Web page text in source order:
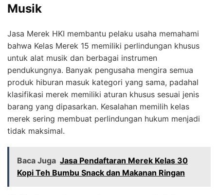
Musik
Jasa Merek HKI membantu pelaku usaha memahami
bahwa Kelas Merek 15 memiliki perlindungan khusus
untuk alat musik dan berbagai instrumen
pendukungnya. Banyak pengusaha mengira semua
produk hiburan masuk kategori yang sama, padahal
klasifikasi merek memiliki aturan khusus sesuai jenis
barang yang dipasarkan. Kesalahan memilih kelas
merek sering membuat perlindungan hukum menjadi
tidak maksimal.
Baca Juga Jasa Pendaftaran Merek Kelas 30
Kopi Teh Bumbu Snack dan Makanan Ringan